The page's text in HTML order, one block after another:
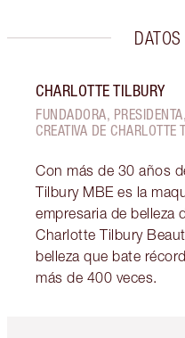
CHARLOTTE TILBURY
FUNDADORA,
CREATIVA DE CHARLOTTE
Con más de 30 años
Tilbury MBE es la
empresaria de belleza
Charlotte Tilbury
belleza que bate
más de 400 veces.